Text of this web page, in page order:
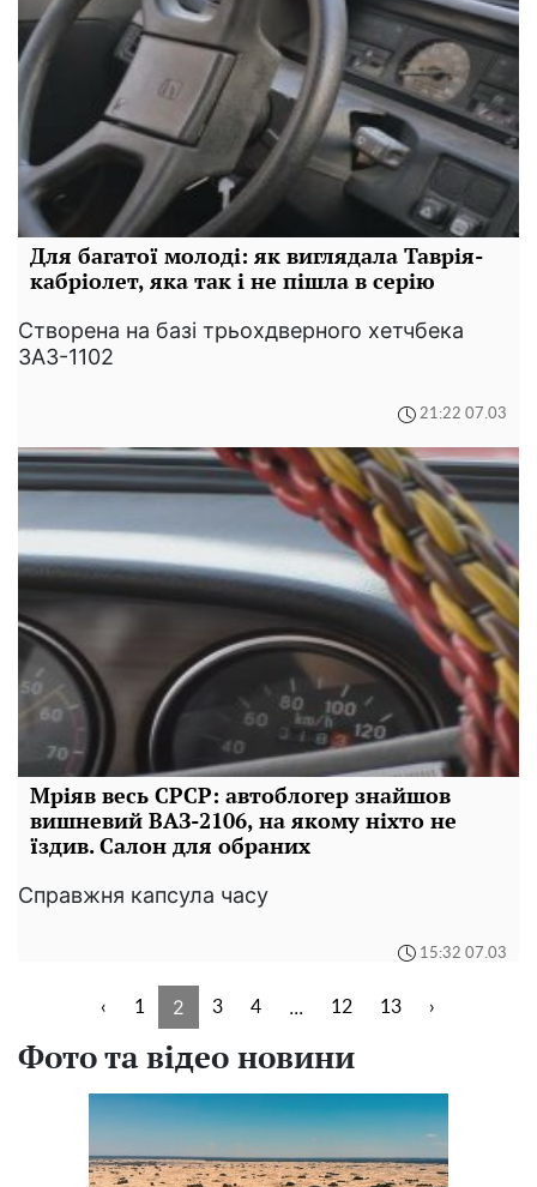
Для багатої молоді: як виглядала Таврія-
кабріолет, яка так і не пішла в серію
Створена на базі трьохдверного хетчбека
ЗАЗ-1102
21:22 07.03
Мріяв весь СРСР: автоблогер знайшов
вишневий ВАЗ-2106, на якому ніхто не
їздив. Салон для обраних
Справжня капсула часу
15:32 07.03
‹ 1 2 3 4 ... 12 13 ›
Фото та відео новини